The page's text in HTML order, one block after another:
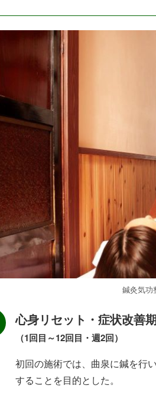
鍼灸気功
心身リセット・症状改善
（1回目～12回目・週2回）
初回の施術では、曲泉に鍼を行
することを目的とした。